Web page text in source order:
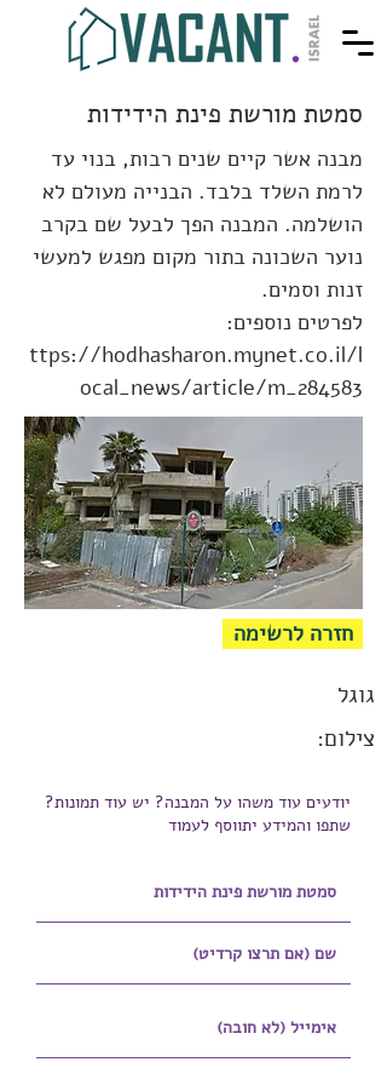
סמטת מורשת פינת הידידות
מבנה אשר קיים שנים רבות, בנוי עד
לרמת השלד בלבד. הבנייה מעולם לא
הושלמה. המבנה הפך לבעל שם בקרב
נוער השכונה בתור מקום מפגש למעשי
זנות וסמים.
לפרטים נוספים:
ttps://hodhasharon.mynet.co.il/l
ocal_news/article/m_284583
חזרה לרשימה
גוגל
צילום:
יודעים עוד משהו על המבנה? יש עוד תמונות?
שתפו והמידע יתווסף לעמוד